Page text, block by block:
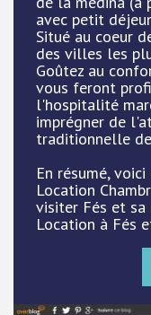
avec petit
Situé au coeur
des villes les
Goûtez au
vous feront
l'hospitalité
imprégner de
traditionnelle
En résumé,
Location
visiter Fés et sa
Location à Fés